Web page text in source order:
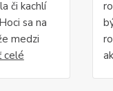
či kachlí
sa na
medzi
celé